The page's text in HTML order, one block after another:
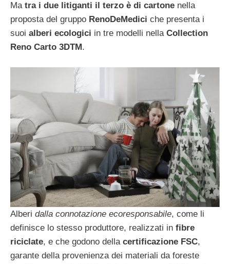
Ma tra i due litiganti il terzo è di cartone nella
proposta del gruppo RenoDeMedici che presenta i
suoi alberi ecologici in tre modelli nella Collection
Reno Carto 3DTM .
Alberi dalla connotazione ecoresponsabile, come li
definisce lo stesso produttore, realizzati in fibre
riciclate, e che godono della certificazione FSC,
garante della provenienza dei materiali da foreste